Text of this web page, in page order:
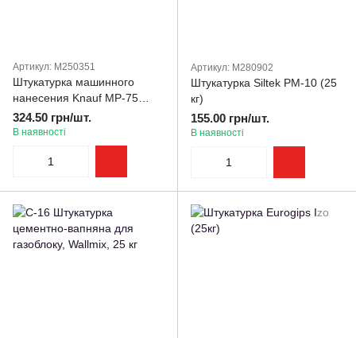
Артикул: M250351
Штукатурка машинного
нанесения Knauf MP-75
(30кг)
324.50 грн/шт.
В наявності
Артикул: M280902
Штукатурка Siltek РM-10 (25
кг)
155.00 грн/шт.
В наявності